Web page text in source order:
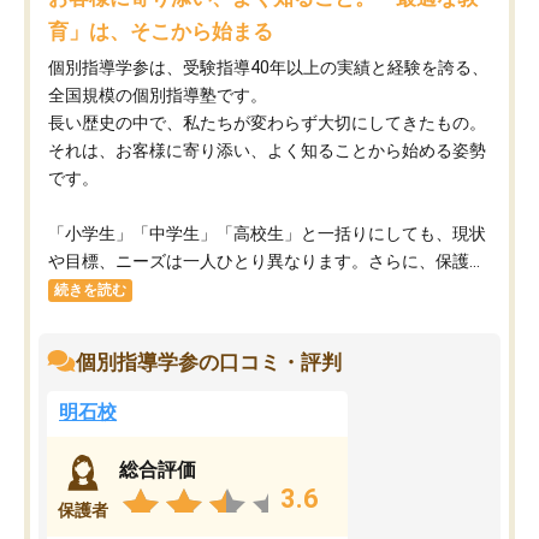
育」は、そこから始まる
個別指導学参は、受験指導40年以上の実績と経験を誇る、
全国規模の個別指導塾です。
長い歴史の中で、私たちが変わらず大切にしてきたもの。
それは、お客様に寄り添い、よく知ることから始める姿勢
です。
「小学生」「中学生」「高校生」と一括りにしても、現状
や目標、ニーズは一人ひとり異なります。さらに、保護...
続きを読む
個別指導学参の口コミ・評判
明石校
保護者
総合評価
3.6